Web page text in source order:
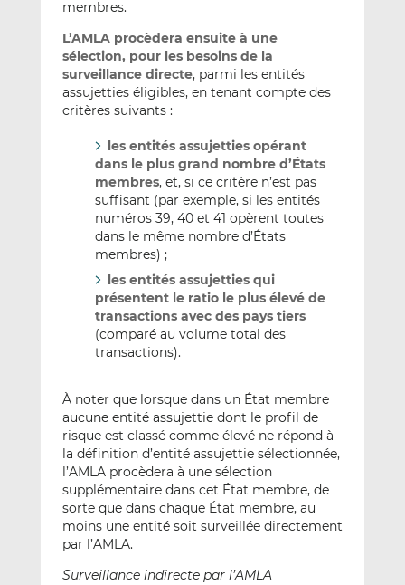
membres.
L’AMLA procèdera ensuite à une
sélection, pour les besoins de la
surveillance directe, parmi les entités
assujetties éligibles, en tenant compte des
critères suivants :
les entités assujetties opérant
dans le plus grand nombre d’États
membres, et, si ce critère n’est pas
suffisant (par exemple, si les entités
numéros 39, 40 et 41 opèrent toutes
dans le même nombre d’États
membres) ;
les entités assujetties qui
présentent le ratio le plus élevé de
transactions avec des pays tiers
(comparé au volume total des
transactions).
À noter que lorsque dans un État membre
aucune entité assujettie dont le profil de
risque est classé comme élevé ne répond à
la définition d’entité assujettie sélectionnée,
l’AMLA procèdera à une sélection
supplémentaire dans cet État membre, de
sorte que dans chaque État membre, au
moins une entité soit surveillée directement
par l’AMLA.
Surveillance indirecte par l’AMLA